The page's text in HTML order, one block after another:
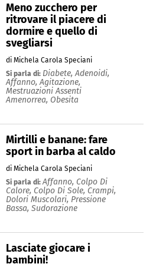
Meno zucchero per
ritrovare il piacere di
dormire e quello di
svegliarsi
di Michela Carola Speciani
Si parla di: Diabete,Adenoidi,
Affanno,Agitazione,
Mestruazioni Assenti
Amenorrea, Obesita
Mirtilli e banane: fare
sport in barba al caldo
di Michela Carola Speciani
Si parla di:Affanno, Colpo Di
Calore, Colpo Di Sole, Crampi,
Dolori Muscolari, Pressione
Bassa,Sudorazione
Lasciate giocare i
bambini!